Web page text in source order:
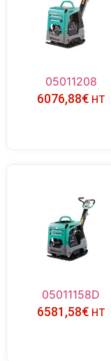
05011208
6076,88€ HT
05011158D
6581,58€ HT